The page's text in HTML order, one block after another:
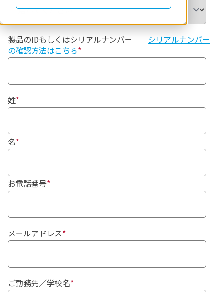
製品のIDもしくはシリアルナンバー シリアルナンバー
の確認方法はこちら*
姓*
名*
お電話番号*
メールアドレス*
ご勤務先／学校名*